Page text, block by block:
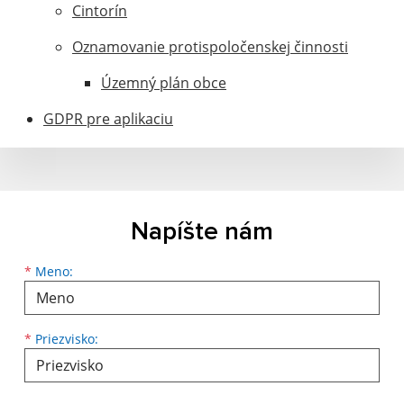
Cintorín
Oznamovanie protispoločenskej činnosti
Územný plán obce
GDPR pre aplikaciu
Napíšte nám
* Meno:
Meno
* Priezvisko:
Priezvisko
E-mailová adresa